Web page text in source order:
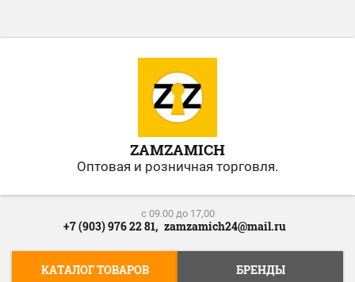
ZAMZAMICH
Оптовая и розничная торговля.
c 09.00 до 17,00
+7 (903) 976 22 81, zamzamich24@mail.ru
КАТАЛОГ ТОВАРОВ БРЕНДЫ